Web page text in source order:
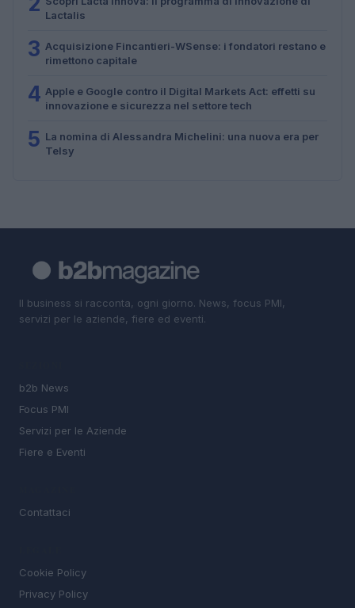
Lactalis
3 Acquisizione Fincantieri-WSense: i fondatori restano e
rimettono capitale
4 Apple e Google contro il Digital Markets Act: effetti su
innovazione e sicurezza nel settore tech
5 La nomina di Alessandra Michelini: una nuova era per
Telsy
Il business si racconta, ogni giorno. News, focus PMI,
servizi per le aziende, fiere ed eventi.
b2b News
Focus PMI
Servizi per le Aziende
Fiere e Eventi
Contattaci
Cookie Policy
Privacy Policy